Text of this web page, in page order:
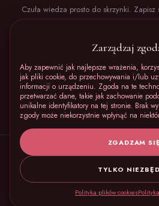
Zarządzaj
Aby zapewnić jak najlepsze wrażenia,
jak pliki cookie, do przechowywania i/lub
informacji o urządzeniu. Zgoda na te
przetwarzać dane, takie jak zachowanie
unikalne identyfikatory na tej stronie. Brak
zgody może niekorzystnie wpłynąć na
ZGADZAM SIĘ
TYLKO
Polityka plików cookies
Czuła wiedza prosto do skrzynki.
book „Ciało bez wstydu”.
DOŁĄCZAM I
AkceptujęRegulaminorazPolitykę
© 2026 KochajSię — wszelkie
Treści mają charakter edukacyjny i nie
Polityka prywatnościPolityka